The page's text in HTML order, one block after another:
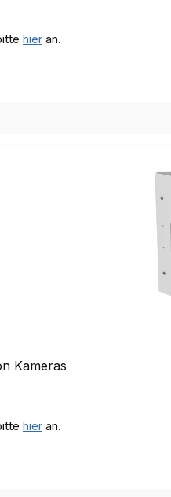
hier an.
Kameras
hier an.